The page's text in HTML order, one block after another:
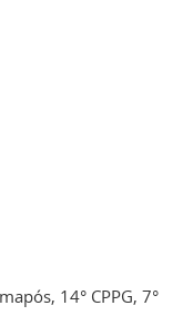
14° CPPG, 7°